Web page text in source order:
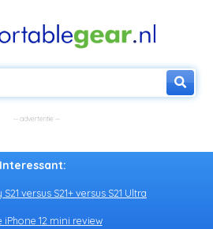
Interessant:
versus S21+ versus S21 Ultra
iPhone 12 mini review